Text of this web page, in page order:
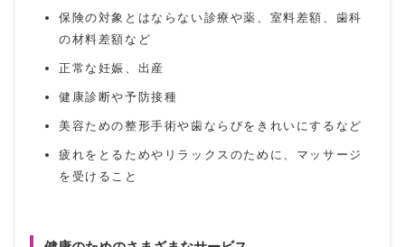
保険の対象とはならない診療や薬、室料差額、歯科
の材料差額など
正常な妊娠、出産
健康診断や予防接種
美容ための整形手術や歯ならびをきれいにするなど
疲れをとるためやリラックスのために、マッサージ
を受けること